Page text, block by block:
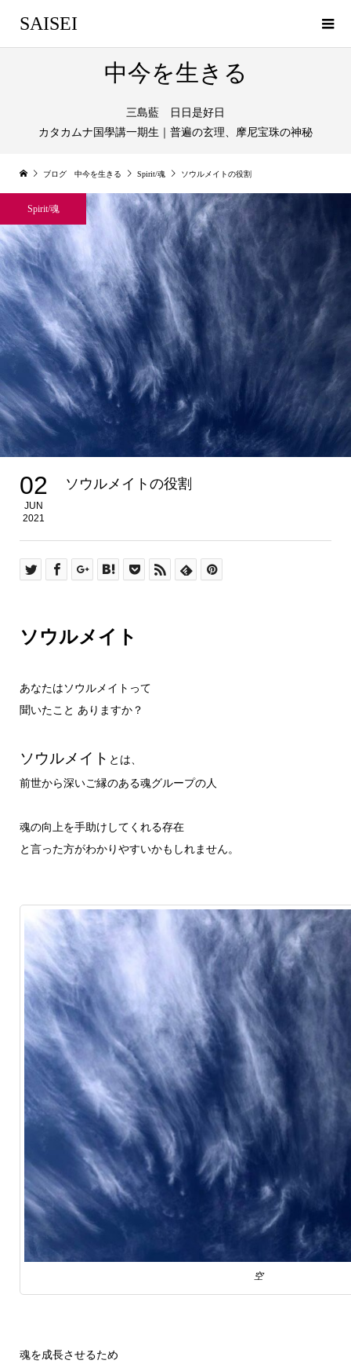
SAISEI
中今を生きる
三島藍 日日是好日
カタカムナ国學講一期生｜普遍の玄理、摩尼宝珠の神秘
ブログ 中今を生きる Spirit/魂 ソウルメイトの役割
Spirit/魂
02
JUN
2021
ソウルメイトの役割
ソウルメイト
あなたはソウルメイトって
聞いたこと ありますか？
ソウルメイト とは、
前世から深いご縁のある魂グループの人
魂の向上を手助けしてくれる存在
と言った方がわかりやすいかもしれません。
空
魂を成長させるため